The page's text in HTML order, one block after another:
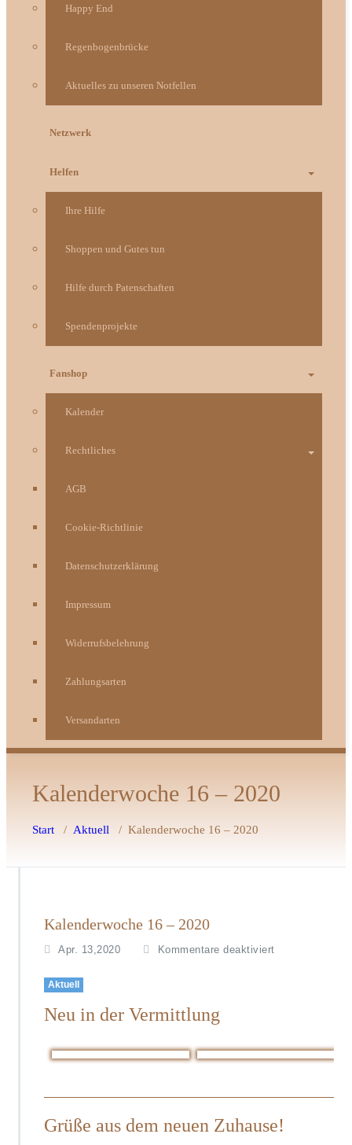
Happy End
Regenbogenbrücke
Aktuelles zu unseren Notfellen
Netzwerk
Helfen
Ihre Hilfe
Shoppen und Gutes tun
Hilfe durch Patenschaften
Spendenprojekte
Fanshop
Kalender
Rechtliches
AGB
Cookie-Richtlinie
Datenschutzerklärung
Impressum
Widerrufsbelehrung
Zahlungsarten
Versandarten
Kalenderwoche 16 – 2020
Start / Aktuell / Kalenderwoche 16 – 2020
Kalenderwoche 16 – 2020
Apr. 13,2020 Kommentare deaktiviert
n
w
Aktuell
Neu in der Vermittlung
Grüße aus dem neuen Zuhause!